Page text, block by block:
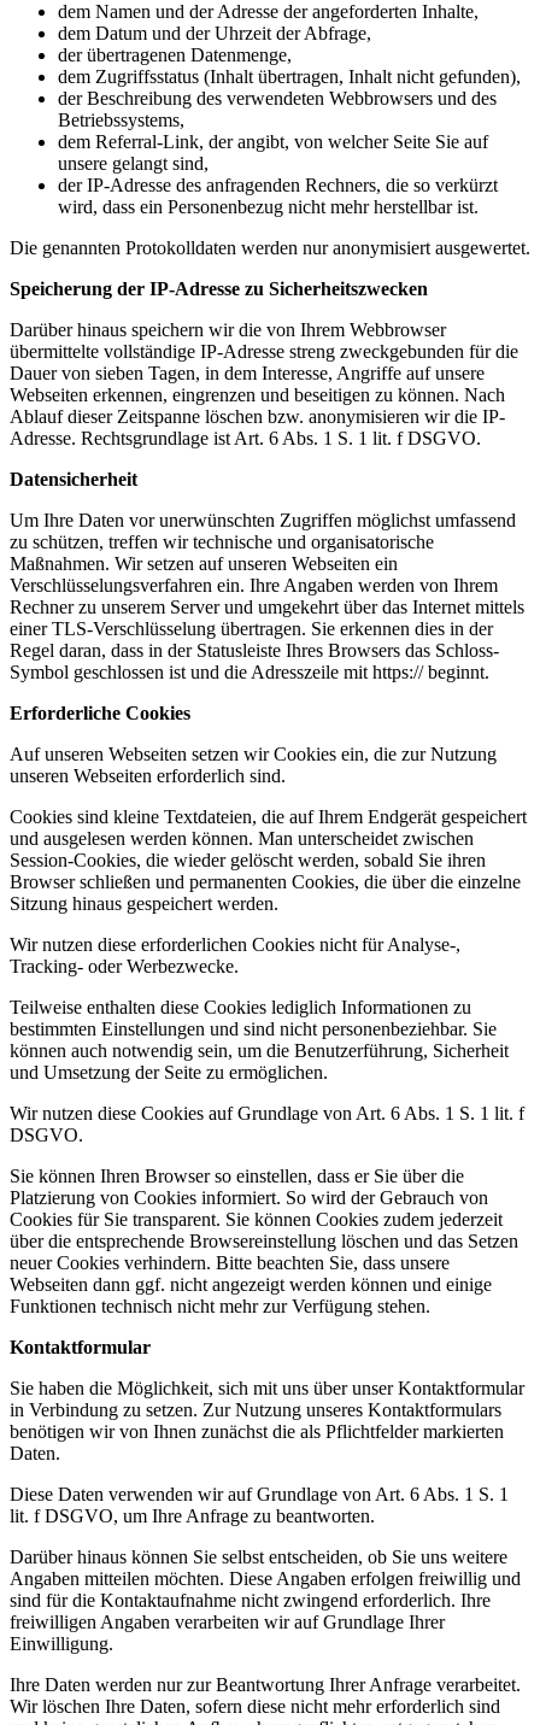
dem Namen und der Adresse der angeforderten Inhalte,
dem Datum und der Uhrzeit der Abfrage,
der übertragenen Datenmenge,
dem Zugriffsstatus (Inhalt übertragen, Inhalt nicht gefunden),
der Beschreibung des verwendeten Webbrowsers und des
Betriebssystems,
dem Referral-Link, der angibt, von welcher Seite Sie auf
unsere gelangt sind,
der IP-Adresse des anfragenden Rechners, die so verkürzt
wird, dass ein Personenbezug nicht mehr herstellbar ist.
Die genannten Protokolldaten werden nur anonymisiert ausgewertet.
Speicherung der IP-Adresse zu Sicherheitszwecken
Darüber hinaus speichern wir die von Ihrem Webbrowser
übermittelte vollständige IP-Adresse streng zweckgebunden für die
Dauer von sieben Tagen, in dem Interesse, Angriffe auf unsere
Webseiten erkennen, eingrenzen und beseitigen zu können. Nach
Ablauf dieser Zeitspanne löschen bzw. anonymisieren wir die IP-
Adresse. Rechtsgrundlage ist Art. 6 Abs. 1 S. 1 lit. f DSGVO.
Datensicherheit
Um Ihre Daten vor unerwünschten Zugriffen möglichst umfassend
zu schützen, treffen wir technische und organisatorische
Maßnahmen. Wir setzen auf unseren Webseiten ein
Verschlüsselungsverfahren ein. Ihre Angaben werden von Ihrem
Rechner zu unserem Server und umgekehrt über das Internet mittels
einer TLS-Verschlüsselung übertragen. Sie erkennen dies in der
Regel daran, dass in der Statusleiste Ihres Browsers das Schloss-
Symbol geschlossen ist und die Adresszeile mit https:// beginnt.
Erforderliche Cookies
Auf unseren Webseiten setzen wir Cookies ein, die zur Nutzung
unseren Webseiten erforderlich sind.
Cookies sind kleine Textdateien, die auf Ihrem Endgerät gespeichert
und ausgelesen werden können. Man unterscheidet zwischen
Session-Cookies, die wieder gelöscht werden, sobald Sie ihren
Browser schließen und permanenten Cookies, die über die einzelne
Sitzung hinaus gespeichert werden.
Wir nutzen diese erforderlichen Cookies nicht für Analyse-,
Tracking- oder Werbezwecke.
Teilweise enthalten diese Cookies lediglich Informationen zu
bestimmten Einstellungen und sind nicht personenbeziehbar. Sie
können auch notwendig sein, um die Benutzerführung, Sicherheit
und Umsetzung der Seite zu ermöglichen.
Wir nutzen diese Cookies auf Grundlage von Art. 6 Abs. 1 S. 1 lit. f
DSGVO.
Sie können Ihren Browser so einstellen, dass er Sie über die
Platzierung von Cookies informiert. So wird der Gebrauch von
Cookies für Sie transparent. Sie können Cookies zudem jederzeit
über die entsprechende Browsereinstellung löschen und das Setzen
neuer Cookies verhindern. Bitte beachten Sie, dass unsere
Webseiten dann ggf. nicht angezeigt werden können und einige
Funktionen technisch nicht mehr zur Verfügung stehen.
Kontaktformular
Sie haben die Möglichkeit, sich mit uns über unser Kontaktformular
in Verbindung zu setzen. Zur Nutzung unseres Kontaktformulars
benötigen wir von Ihnen zunächst die als Pflichtfelder markierten
Daten.
Diese Daten verwenden wir auf Grundlage von Art. 6 Abs. 1 S. 1
lit. f DSGVO, um Ihre Anfrage zu beantworten.
Darüber hinaus können Sie selbst entscheiden, ob Sie uns weitere
Angaben mitteilen möchten. Diese Angaben erfolgen freiwillig und
sind für die Kontaktaufnahme nicht zwingend erforderlich. Ihre
freiwilligen Angaben verarbeiten wir auf Grundlage Ihrer
Einwilligung.
Ihre Daten werden nur zur Beantwortung Ihrer Anfrage verarbeitet.
Wir löschen Ihre Daten, sofern diese nicht mehr erforderlich sind